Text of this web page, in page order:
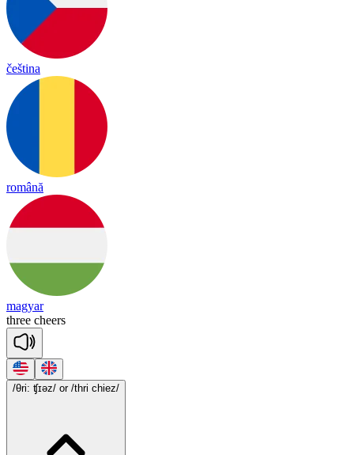
čeština
română
magyar
three cheers
/θri: ʧɪəz/ or /thri chiez/